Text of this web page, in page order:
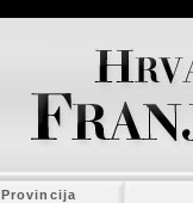
Provincija